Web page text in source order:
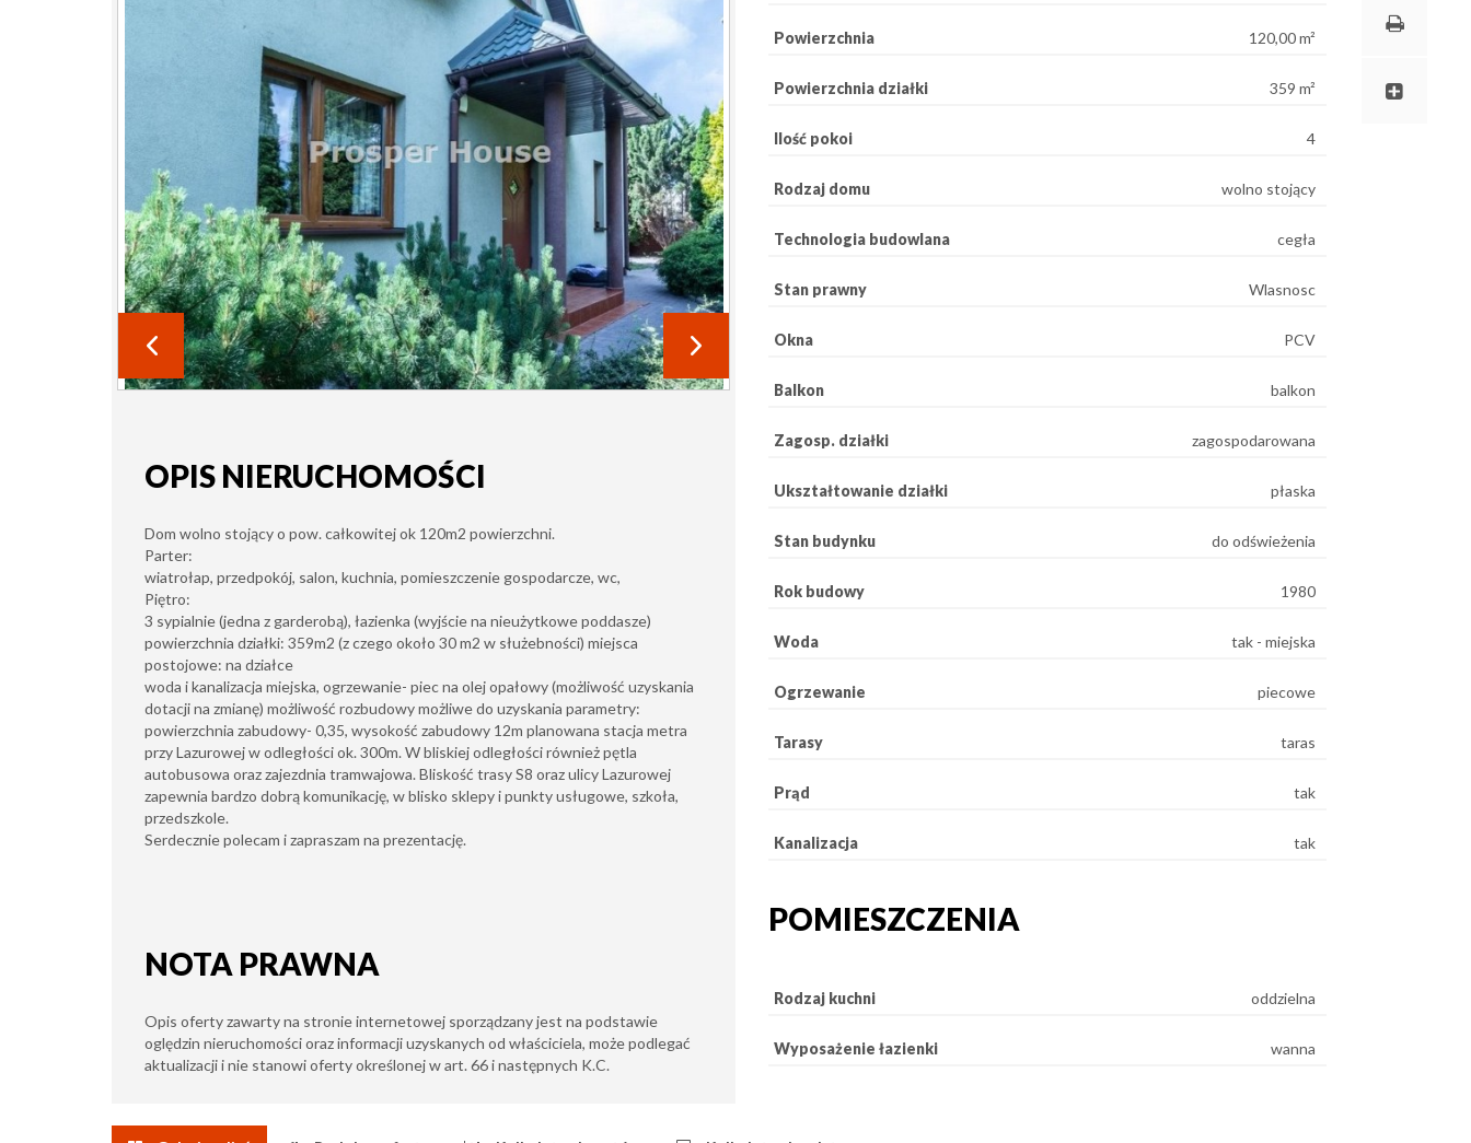
OPIS NIERUCHOMOŚCI
Dom wolno stojący o pow. całkowitej ok 120m2 powierzchni.
Parter:
wiatrołap, przedpokój, salon, kuchnia, pomieszczenie gospodarcze, wc,
Piętro:
3 sypialnie (jedna z garderobą), łazienka (wyjście na nieużytkowe poddasze)
powierzchnia działki: 359m2 (z czego około 30 m2 w służebności) miejsca
postojowe: na działce
woda i kanalizacja miejska, ogrzewanie- piec na olej opałowy (możliwość uzyskania
dotacji na zmianę) możliwość rozbudowy możliwe do uzyskania parametry:
powierzchnia zabudowy- 0,35, wysokość zabudowy 12m planowana stacja metra
przy Lazurowej w odległości ok. 300m. W bliskiej odległości również pętla
autobusowa oraz zajezdnia tramwajowa. Bliskość trasy S8 oraz ulicy Lazurowej
zapewnia bardzo dobrą komunikację, w blisko sklepy i punkty usługowe, szkoła,
przedszkole.
Serdecznie polecam i zapraszam na prezentację.
NOTA PRAWNA
Opis oferty zawarty na stronie internetowej sporządzany jest na podstawie
oględzin nieruchomości oraz informacji uzyskanych od właściciela, może podlegać
aktualizacji i nie stanowi oferty określonej w art. 66 i następnych K.C.
Powierzchnia 120,00 m²
Powierzchnia działki 359 m²
Ilość pokoi 4
Rodzaj domu wolno stojący
Technologia budowlana cegła
Stan prawny Wlasnosc
Okna PCV
Balkon balkon
Zagosp. działki zagospodarowana
Ukształtowanie działki płaska
Stan budynku do odświeżenia
Rok budowy 1980
Woda tak - miejska
Ogrzewanie piecowe
Tarasy taras
Prąd tak
Kanalizacja tak
POMIESZCZENIA
Rodzaj kuchni oddzielna
Wyposażenie łazienki wanna